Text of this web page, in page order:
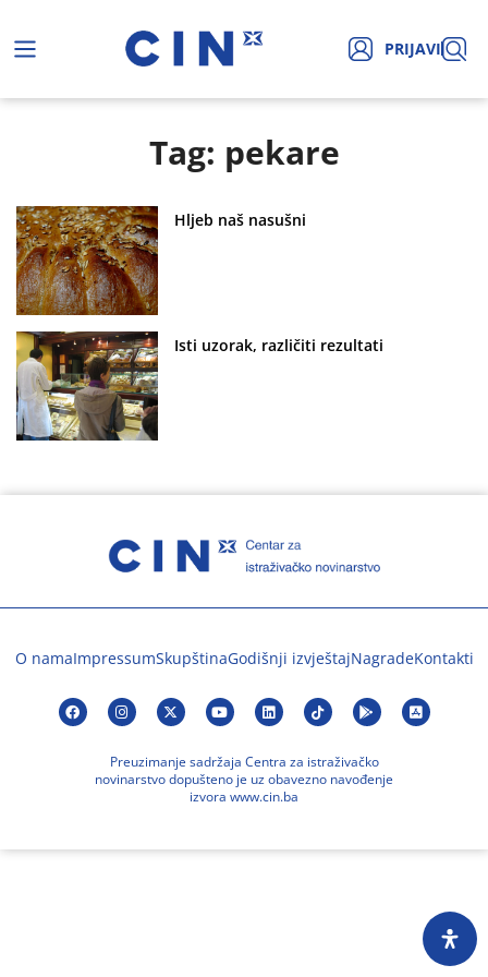
PRIJAVI
Tag: pekare
Hljeb naš nasušni
Isti uzorak, različiti rezultati
O namaImpressumSkupštinaGodišnji izvještajNagradeKontakti
Preuzimanje sadržaja Centra za istraživačko
novinarstvo dopušteno je uz obavezno navođenje
izvora www.cin.ba